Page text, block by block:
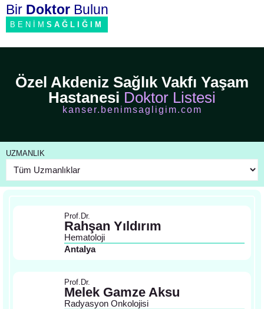
Bir Doktor Bulun
BENİM SAĞLIĞIM
Özel Akdeniz Sağlık Vakfı Yaşam
Hastanesi Doktor Listesi
kanser.benimsagligim.com
UZMANLIK
Prof.Dr.
Rahşan Yıldırım
Hematoloji
Antalya
Prof.Dr.
Melek Gamze Aksu
Radyasyon Onkolojisi